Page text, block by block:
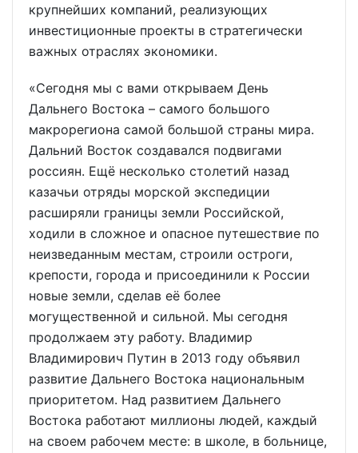
крупнейших компаний, реализующих
инвестиционные проекты в стратегически
важных отраслях экономики.
«Сегодня мы с вами открываем День
Дальнего Востока – самого большого
макрорегиона самой большой страны мира.
Дальний Восток создавался подвигами
россиян. Ещё несколько столетий назад
казачьи отряды морской экспедиции
расширяли границы земли Российской,
ходили в сложное и опасное путешествие по
неизведанным местам, строили остроги,
крепости, города и присоединили к России
новые земли, сделав её более
могущественной и сильной. Мы сегодня
продолжаем эту работу. Владимир
Владимирович Путин в 2013 году объявил
развитие Дальнего Востока национальным
приоритетом. Над развитием Дальнего
Востока работают миллионы людей, каждый
на своем рабочем месте: в школе, в больнице,